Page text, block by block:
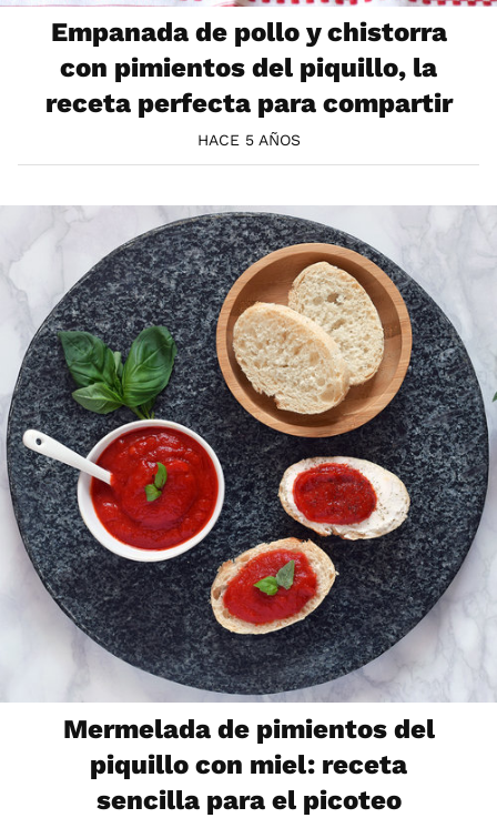
Empanada de pollo y chistorra
con pimientos del piquillo, la
receta perfecta para compartir
HACE 5 AÑOS
Mermelada de pimientos del
piquillo con miel: receta
sencilla para el picoteo